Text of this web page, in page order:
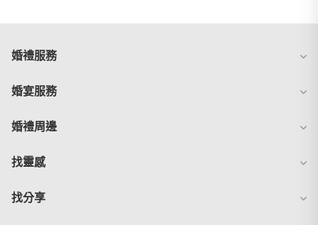
婚禮服務
婚宴服務
婚禮周邊
找靈感
找分享